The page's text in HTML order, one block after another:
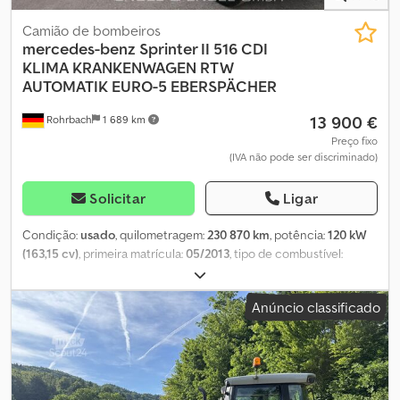
Rohrbach 1 689 km
Camião de bombeiros
mercedes-benz Sprinter II 516 CDI
KLIMA KRANKENWAGEN RTW
AUTOMATIK EURO-5 EBERSPÄCHER
13 900 €
Preço fixo
(IVA não pode ser discriminado)
Solicitar Ligar
Condição:usado, quilometragem:230 870 km, potência:120 kW
(163,15 cv), primeira matrícula:05/2013, tipo de combustível:
, peso máximo de carga:
peso total:5 000 kg, configuração de eixo:4x2, distância entre
eixos:3 665 mm , combustível:diesel, Emissões de CO₂:262 g/km,
consumo de combustível (urbano):11,3 l/100 km, consumo de
combustível (extraurbano):9,1 l/100 km, consumo de combustível
(combinado):
9,9 l/100 km , cor:amarelo, cabina do condutor:
outro, tipo de engrenagem:automático, classe de emissão:Euro
Anúncio classificado